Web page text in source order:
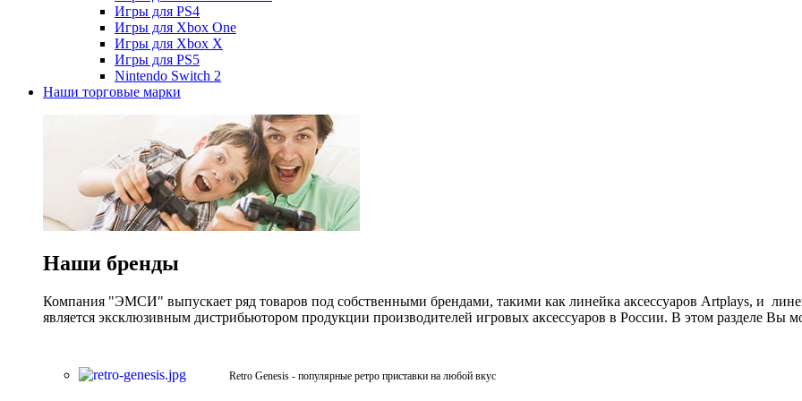
Игры для PS4
Игры для Xbox One
Игры для Xbox X
Игры для PS5
Nintendo Switch 2
Наши торговые марки
Наши бренды
Компания "ЭМСИ" выпускает ряд товаров под собственными брендами, такими как линейка аксессуаров Artplays, и
является эксклюзивным дистрибьютором продукции производителей игровых аксессуаров в России. В этом разделе Вы
Retro Genesis - популярные ретро приставки на любой вкус